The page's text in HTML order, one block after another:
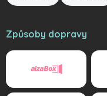
Způsoby dopravy